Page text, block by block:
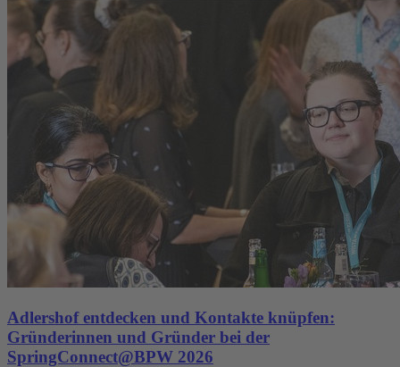
Adlershof entdecken und Kontakte knüpfen:
Gründerinnen und Gründer bei der
SpringConnect@BPW 2026